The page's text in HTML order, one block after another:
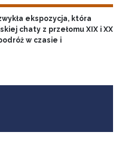
ekspozycja, która
chaty z przełomu XIX i XX
w czasie i